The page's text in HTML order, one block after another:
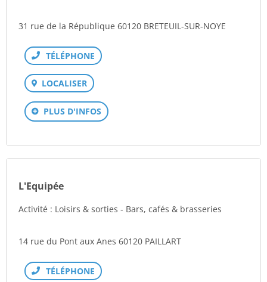
31 rue de la République 60120 BRETEUIL-SUR-NOYE
Téléphone
LOCALISER
PLUS D'INFOS
L'Equipée
Activité : Loisirs & sorties - Bars, cafés & brasseries
14 rue du Pont aux Anes 60120 PAILLART
Téléphone